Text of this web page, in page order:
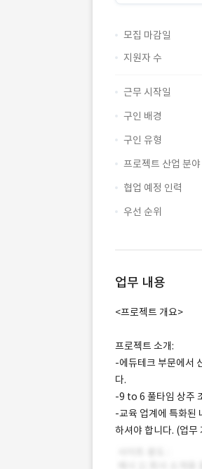
모집 마감일
지원자 수
근무 시작일
구인 배경
구인 유형
프로젝트 산업 분야
협업 예정 인력
우선 순위
업무 내용
<프로젝트 개요>
프로젝트 소개:
-에듀테크 부문에서
다.
-9 to 6 풀타임 상주
-교육 업계에 특화된
하셔야 합니다. (업무